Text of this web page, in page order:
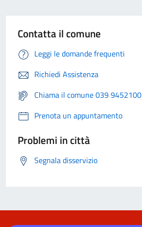
Contatta il comune
Leggi le domande frequenti
Richiedi Assistenza
Chiama il comune 039 9452100
Prenota un appuntamento
Problemi in città
Segnala disservizio